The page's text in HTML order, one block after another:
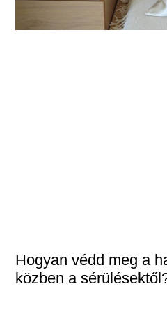
Hogyan védd meg a
közben a